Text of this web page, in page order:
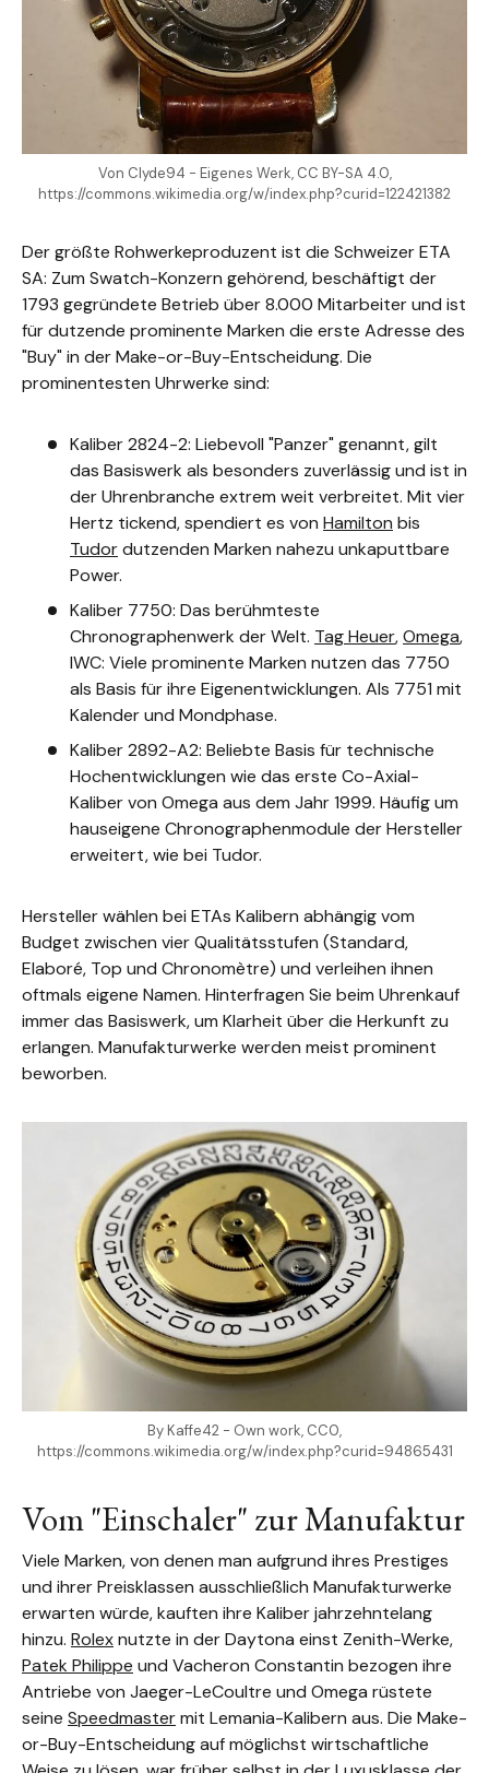
Von Clyde94 - Eigenes Werk, CC BY-SA 4.0,
https://commons.wikimedia.org/w/index.php?curid=122421382
Der größte Rohwerkeproduzent ist die Schweizer ETA
SA: Zum Swatch-Konzern gehörend, beschäftigt der
1793 gegründete Betrieb über 8.000 Mitarbeiter und ist
für dutzende prominente Marken die erste Adresse des
"Buy" in der Make-or-Buy-Entscheidung. Die
prominentesten Uhrwerke sind:
Kaliber 2824-2: Liebevoll "Panzer" genannt, gilt
das Basiswerk als besonders zuverlässig und ist in
der Uhrenbranche extrem weit verbreitet. Mit vier
Hertz tickend, spendiert es von Hamilton bis
Tudordutzenden Marken nahezu unkaputtbare
Power.
Kaliber 7750: Das berühmteste
Chronographenwerk der Welt. Tag Heuer,Omega,
IWC: Viele prominente Marken nutzen das 7750
als Basis für ihre Eigenentwicklungen. Als 7751 mit
Kalender und Mondphase.
Kaliber 2892-A2: Beliebte Basis für technische
Hochentwicklungen wie das erste Co-Axial-
Kaliber von Omega aus dem Jahr 1999. Häufig um
hauseigene Chronographenmodule der Hersteller
erweitert, wie bei Tudor.
Hersteller wählen bei ETAs Kalibern abhängig vom
Budget zwischen vier Qualitätsstufen (Standard,
Elaboré, Top und Chronomètre) und verleihen ihnen
oftmals eigene Namen. Hinterfragen Sie beim Uhrenkauf
immer das Basiswerk, um Klarheit über die Herkunft zu
erlangen. Manufakturwerke werden meist prominent
beworben.
By Kaffe42 - Own work, CC0,
https://commons.wikimedia.org/w/index.php?curid=94865431
Vom "Einschaler" zur Manufaktur
Viele Marken, von denen man aufgrund ihres Prestiges
und ihrer Preisklassen ausschließlich Manufakturwerke
erwarten würde, kauften ihre Kaliber jahrzehntelang
hinzu. Rolexnutzte in der Daytona einst Zenith-Werke,
Patek Philippe und Vacheron Constantin bezogen ihre
Antriebe von Jaeger-LeCoultre und Omega rüstete
seine Speedmastermit Lemania-Kalibern aus. Die Make-
or-Buy-Entscheidung auf möglichst wirtschaftliche